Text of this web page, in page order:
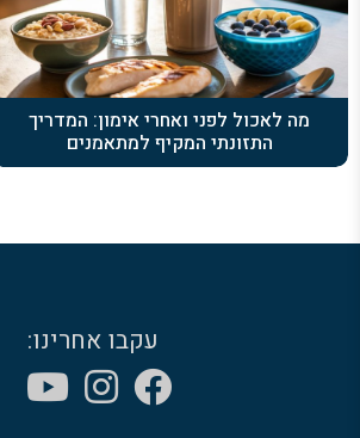
מה לאכול לפני ואחרי אימון: המדריך
התזונתי המקיף למתאמנים
עקבו אחרינו: